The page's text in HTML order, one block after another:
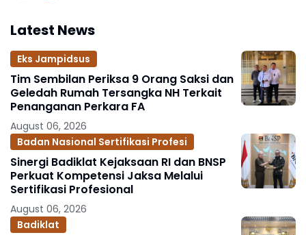
Latest News
Eks Jampidsus
Tim Sembilan Periksa 9 Orang Saksi dan
Geledah Rumah Tersangka NH Terkait
Penanganan Perkara FA
August 06, 2026
Badan Nasional Sertifikasi Profesi
Sinergi Badiklat Kejaksaan RI dan BNSP
Perkuat Kompetensi Jaksa Melalui
Sertifikasi Profesional
August 06, 2026
Badiklat